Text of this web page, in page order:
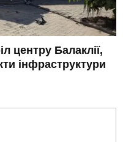
центру Балаклії,
інфраструктури